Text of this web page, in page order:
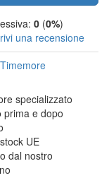
0 (0%)
una recensione
Timemore
specializzato
prima e dopo
UE
dal nostro